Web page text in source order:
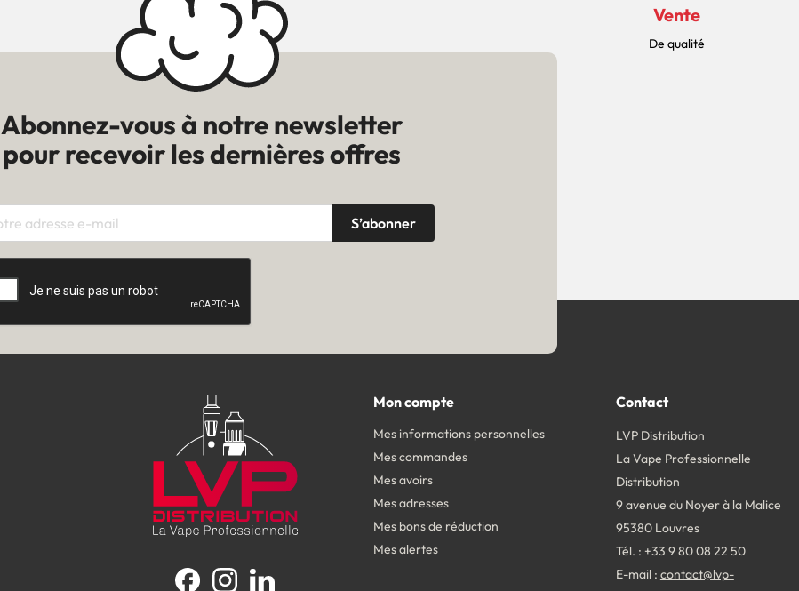
Vente
De qualité
Abonnez-vous à notre newsletter
pour recevoir les dernières offres
FacebookInstagram
Mon compte
Mes informations personnelles
Mes commandes
Mes avoirs
Mes adresses
Mes bons de réduction
Mes alertes
Contact
LVP Distribution
La Vape Professionnelle
Distribution
9 avenue du Noyer à la Malice
95380 Louvres
Tél. : +33 9 80 08 22 50
E-mail : contact@lvp-